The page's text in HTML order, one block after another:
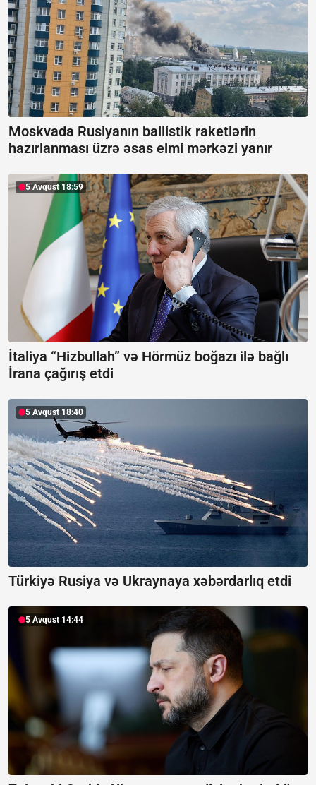
Moskvada Rusiyanın ballistik raketlərin
hazırlanması üzrə əsas elmi mərkəzi yanır
5 Avqust 18:59
İtaliya “Hizbullah” və Hörmüz boğazı ilə bağlı
İrana çağırış etdi
5 Avqust 18:40
Türkiyə Rusiya və Ukraynaya xəbərdarlıq etdi
5 Avqust 14:44